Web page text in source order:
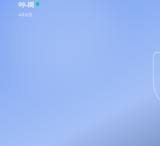
머니룩
4대보험